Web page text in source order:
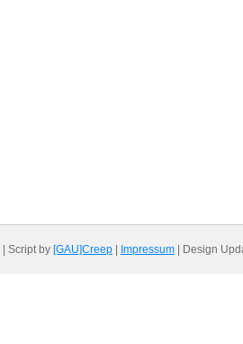
| Script by [GAU]Creep Impressum | Design